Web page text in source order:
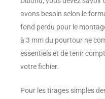
avons besoin selon le
fond perdu pour le
à 3 mm du pourtour ne
essentiels et de tenir
votre fichier.
Pour les tirages simples